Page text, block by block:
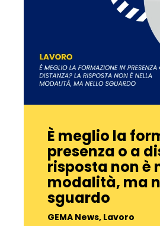
È meglio la
presenza o a
risposta non è
modalità, ma
sguardo
GEMA News, Lavoro